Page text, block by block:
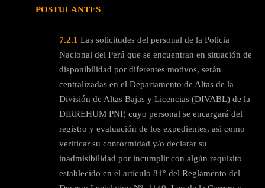
POSTULANTES
7.2.1 Las solicitudes del personal de la Policia
Nacional del Perú que se encuentran en situación de
disponibilidad por diferentes motivos, serán
centralizadas en el Departamento de Altas de la
División de Altas Bajas y Licencias (DIVABL) de la
DIRREHUM PNP, cuyo personal se encargará del
registro y evaluación de los expedientes, asi como
verificar su conformidad y/o declarar su
inadmisibilidad por incumplir con algún requisito
establecido en el artículo 81° del Reglamento del